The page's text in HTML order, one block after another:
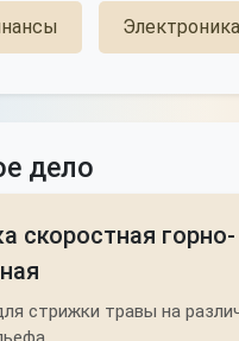
Электроника
дело
скоростная горно-
стрижки травы на